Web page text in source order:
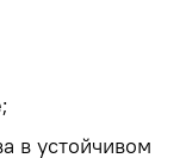
в устойчивом